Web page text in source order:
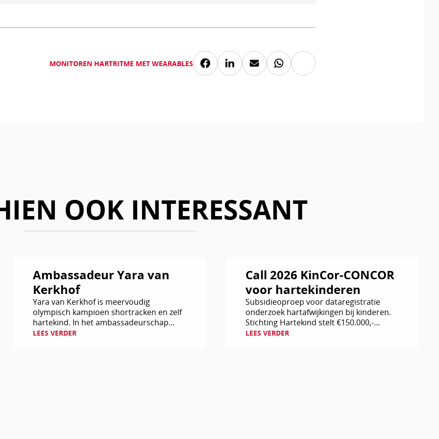
MONITOREN HARTRITME MET WEARABLES
Deel
Deel
Deel
Deel
Kopieer
OOK INTERESSANT
Ambassadeur Yara van
Kerkhof
Yara van Kerkhof is meervoudig
olympisch kampioen shortracken en zelf
hartekind. In het ambassadeurschap
voor Stichting Hartekind komen voor
LEES VERDER
verder
Call 2026 KinCor-CONCOR
voor hartekinderen
Subsidieoproep voor dataregistratie
onderzoek hartafwijkingen bij kinderen.
Stichting Hartekind stelt €150.000,-
beschikbaar voor drie
LEES VERDER
verder